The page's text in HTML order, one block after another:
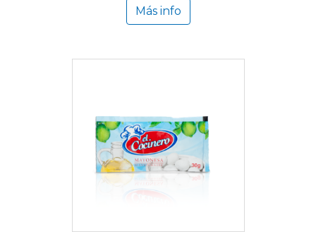
Más info